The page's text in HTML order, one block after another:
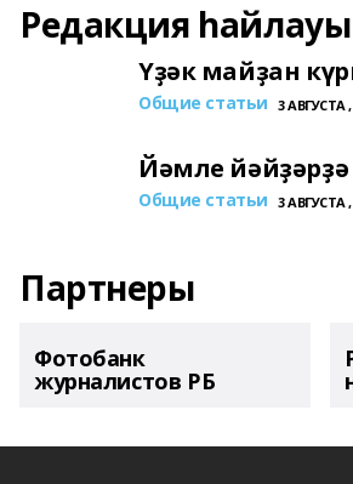
Редакция һайлауы
Үҙәк майҙан
Общие статьи 3 АВГУСТА ,
Йәмле йәйҙәрҙә
Общие статьи 3 АВГУСТА ,
Партнеры
Фотобанк
журналистов РБ